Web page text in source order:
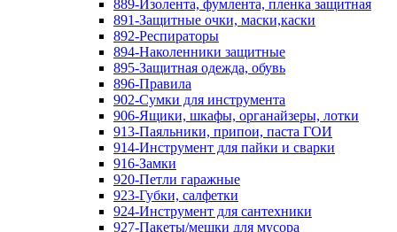
889-Изолента, фумлента, пленка защитная
891-Защитные очки, маски,каски
892-Респираторы
894-Наколенники защитные
895-Защитная одежда, обувь
896-Правила
902-Сумки для инструмента
906-Ящики, шкафы, органайзеры, лотки
913-Паяльники, припои, паста ГОИ
914-Инструмент для пайки и сварки
916-Замки
920-Петли гаражные
923-Губки, салфетки
924-Инструмент для сантехники
927-Пакеты/мешки для мусора